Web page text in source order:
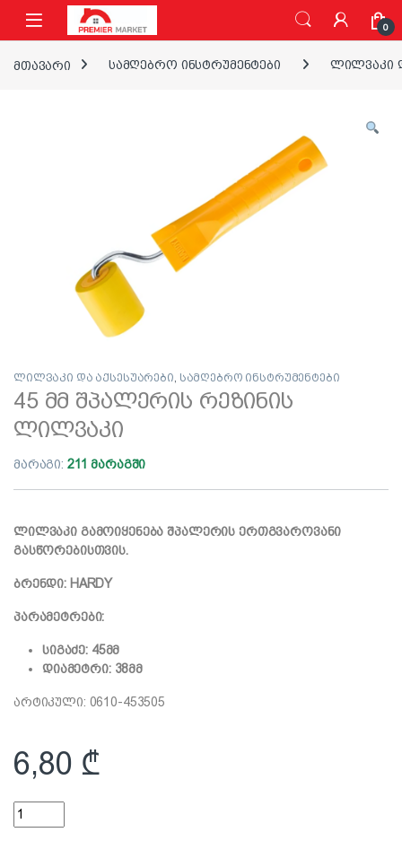
ნავიგაციაზე გადასვლა
შინაარსზე გადასვლა
0
მთავარი სამღებრო ინსტრუმენტები ლილვაკი
ლილვაკი და აქსესუარები, სამღებრო ინსტრუმენტები
45 მმ შპალერის რეზინის
ლილვაკი
მარაგი: 211 მარაგში
ლილვაკი გამოიყენება შპალერის ერთგვაროვანი
გასწორებისთვის.
ბრენდი: HARDY
პარამეტრები:
სიგაძე: 45მმ
დიამეტრი: 38მმ
არტიკული: 0610-453505
6,80 ₾
45 მმ შპალერის რეზინის ლილვაკი quantity